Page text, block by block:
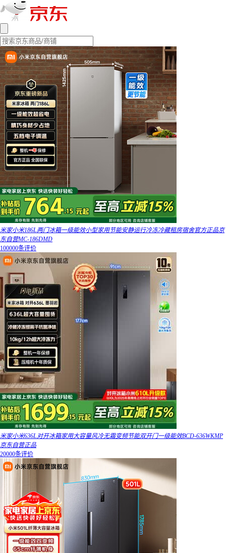
米家小米186L两门冰箱一级能效小型家用节能安静运行冷冻冷藏租房宿舍官方正品京
东自营MC-186DMD
100000条评价
米家小米636L对开冰箱家用大容量风冷无霜变频节能双开门一级能效BCD-636WKMP
京东自营正品
20000条评价